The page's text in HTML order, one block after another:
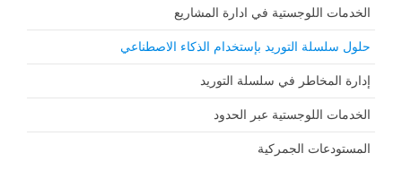
الخدمات اللوجستية في ادارة المشاريع
حلول سلسلة التوريد بإستخدام الذكاء الاصطناعي
إدارة المخاطر في سلسلة التوريد
الخدمات اللوجستية عبر الحدود
المستودعات الجمركية